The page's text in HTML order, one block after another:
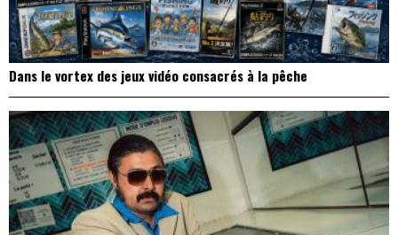
Dans le vortex des jeux vidéo consacrés à la pêche